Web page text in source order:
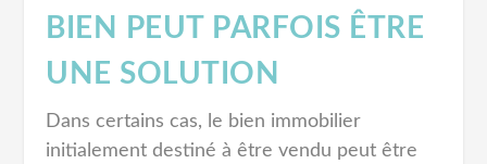
BIEN PEUT PARFOIS ÊTRE
UNE SOLUTION
Dans certains cas, le bien immobilier
initialement destiné à être vendu peut être